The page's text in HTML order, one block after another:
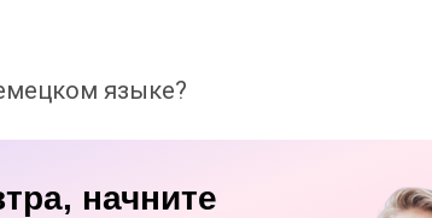
языке?
начните